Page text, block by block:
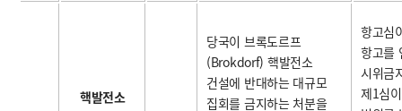
핵발전소
당국이 브록도르프
(Brokdorf) 핵발전소
건설에 반대하는 대규모
집회를 금지하는 처분을
항고심
항고를
시위금
제1심